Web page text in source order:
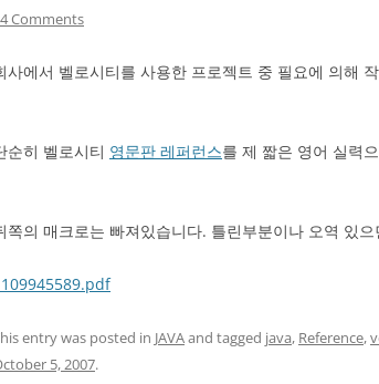
Comments
사에서 벨로시티를 사용한 프로젝트 중 필요에 의해
순히 벨로시티 영문판 레퍼런스를 제 짧은 영어 실력
쪽의 매크로는 빠져있습니다. 틀린부분이나 오역 있
entry was posted in JAVAand tagged java, Reference,
5, 2007.